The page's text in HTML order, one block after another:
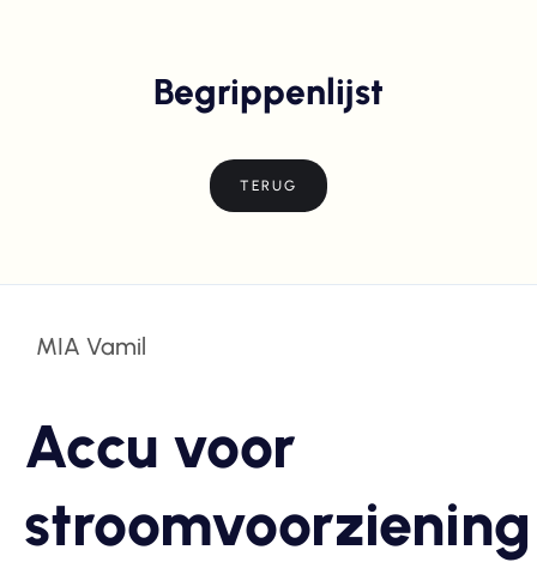
Begrippenlijst
TERUG
MIA Vamil
Accu voor
stroomvoorziening